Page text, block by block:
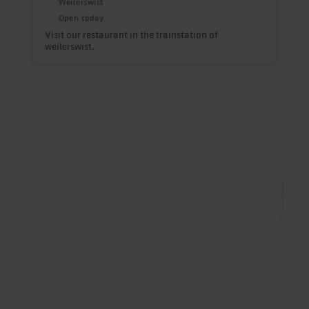
Open today
Visit our restaurant in the trainstation of
weilerswist.